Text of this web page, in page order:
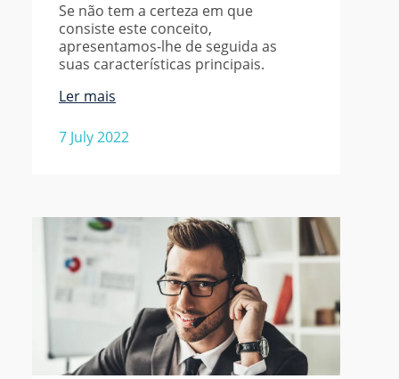
Se não tem a certeza em que
consiste este conceito,
apresentamos-lhe de seguida as
suas características principais.
7 July 2022
Ler mais